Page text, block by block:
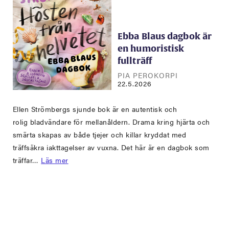
Ebba Blaus dagbok är
en humoristisk
fullträff
PIA PEROKORPI
22.5.2026
Ellen Strömbergs sjunde bok är en autentisk och
rolig bladvändare för mellanåldern. Drama kring hjärta och
smärta skapas av både tjejer och killar kryddat med
träffsäkra iakttagelser av vuxna. Det här är en dagbok som
träffar… Läs mer